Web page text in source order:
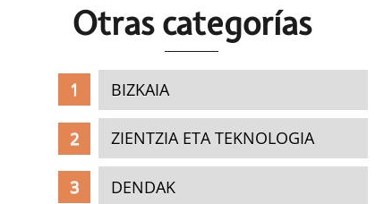
Otras categorías
BIZKAIA
ZIENTZIA ETA TEKNOLOGIA
DENDAK